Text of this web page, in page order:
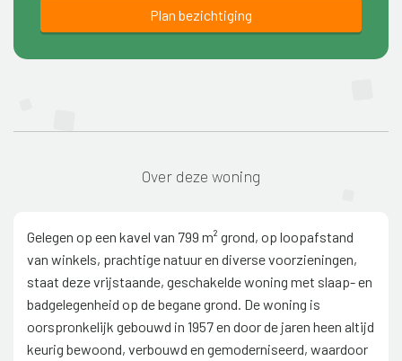
Plan bezichtiging
Over deze woning
Gelegen op een kavel van 799 m² grond, op loopafstand
van winkels, prachtige natuur en diverse voorzieningen,
staat deze vrijstaande, geschakelde woning met slaap- en
badgelegenheid op de begane grond. De woning is
oorspronkelijk gebouwd in 1957 en door de jaren heen altijd
keurig bewoond, verbouwd en gemoderniseerd, waardoor